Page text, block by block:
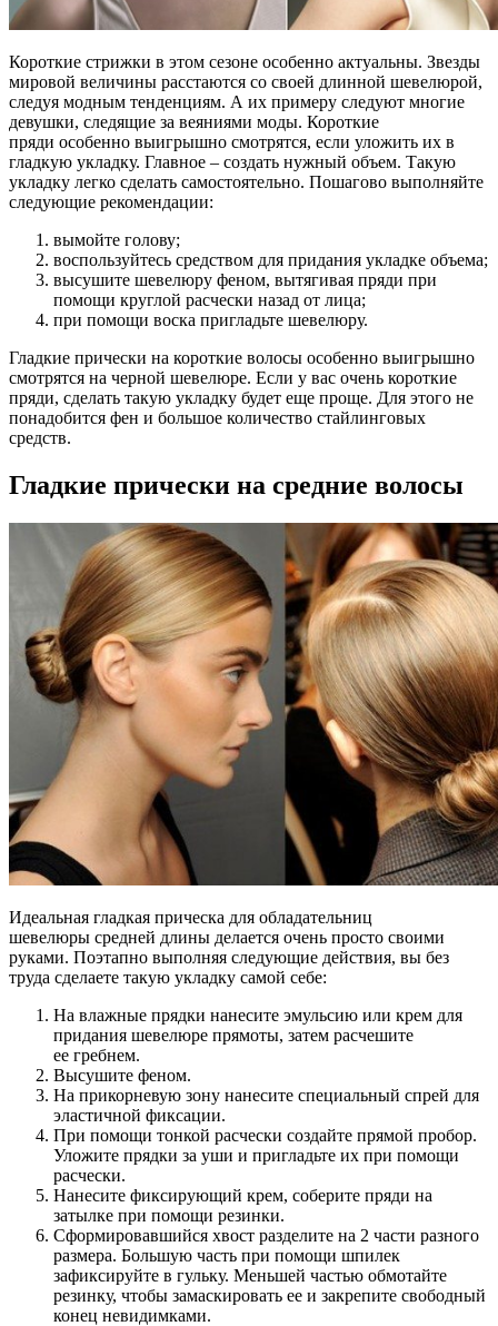
Короткие стрижки в этом сезоне особенно актуальны. Звезды
мировой величины расстаются со своей длинной шевелюрой,
следуя модным тенденциям. А их примеру следуют многие
девушки, следящие за веяниями моды. Короткие
пряди особенно выигрышно смотрятся, если уложить их в
гладкую укладку. Главное – создать нужный объем. Такую
укладку легко сделать самостоятельно. Пошагово выполняйте
следующие рекомендации:
вымойте голову;
воспользуйтесь средством для придания укладке объема;
высушите шевелюру феном, вытягивая пряди при
помощи круглой расчески назад от лица;
при помощи воска пригладьте шевелюру.
Гладкие прически на короткие волосы особенно выигрышно
смотрятся на черной шевелюре. Если у вас очень короткие
пряди, сделать такую укладку будет еще проще. Для этого не
понадобится фен и большое количество стайлинговых
средств.
Гладкие прически на средние волосы
Идеальная гладкая прическа для обладательниц
шевелюры средней длины делается очень просто своими
руками. Поэтапно выполняя следующие действия, вы без
труда сделаете такую укладку самой себе:
На влажные прядки нанесите эмульсию или крем для
придания шевелюре прямоты, затем расчешите
ее гребнем.
Высушите феном.
На прикорневую зону нанесите специальный спрей для
эластичной фиксации.
При помощи тонкой расчески создайте прямой пробор.
Уложите прядки за уши и пригладьте их при помощи
расчески.
Нанесите фиксирующий крем, соберите пряди на
затылке при помощи резинки.
Сформировавшийся хвост разделите на 2 части разного
размера. Большую часть при помощи шпилек
зафиксируйте в гульку. Меньшей частью обмотайте
резинку, чтобы замаскировать ее и закрепите свободный
конец невидимками.